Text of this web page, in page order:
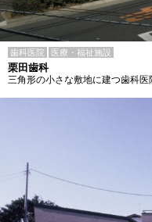
歯科医院 医療・福祉施設
栗田歯科
三角形の小さな敷地に建つ歯科医